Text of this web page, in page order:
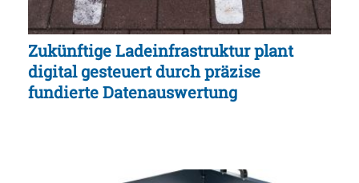
Zukünftige Ladeinfrastruktur plant
digital gesteuert durch präzise
fundierte Datenauswertung